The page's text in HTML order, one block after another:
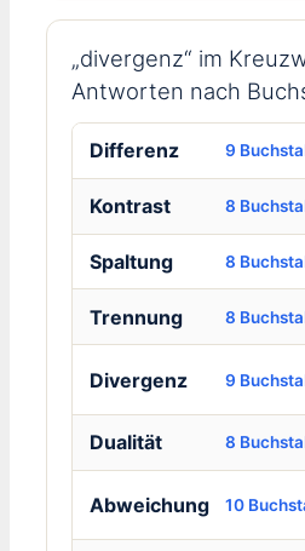
„divergenz“ im
Antworten nach
Differenz 9
Kontrast 8
Spaltung 8
Trennung 8
Divergenz 9
Dualität 8
Abweichung 10